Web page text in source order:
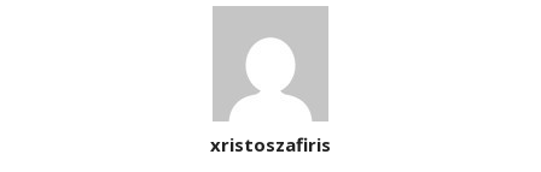
xristoszafiris